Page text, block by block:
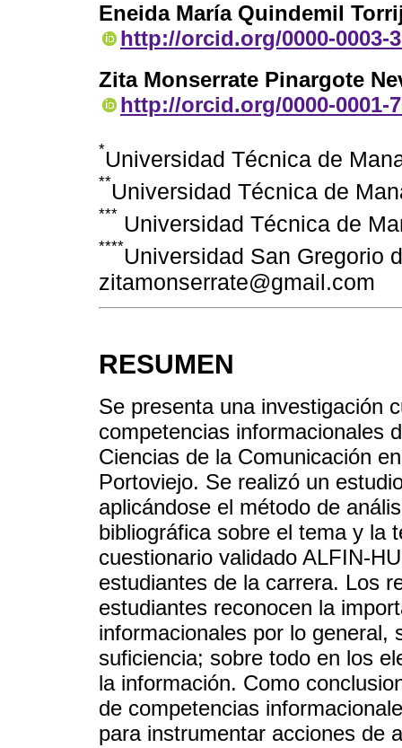
Eneida María Quindemil
http://orcid.org/0000-0003-
Zita Monserrate Pinargote
http://orcid.org/0000-0001-
*Universidad Técnica de
**Universidad Técnica de
*** Universidad Técnica de
****Universidad San Gregorio
zitamonserrate@gmail.com
RESUMEN
Se presenta una investigación
competencias informacionales
Ciencias de la Comunicación
Portoviejo. Se realizó un
aplicándose el método de
bibliográfica sobre el tema y la
cuestionario validado ALFIN-
estudiantes de la carrera. Los
estudiantes reconocen la
informacionales por lo general,
suficiencia; sobre todo en los
la información. Como
de competencias
para instrumentar acciones de